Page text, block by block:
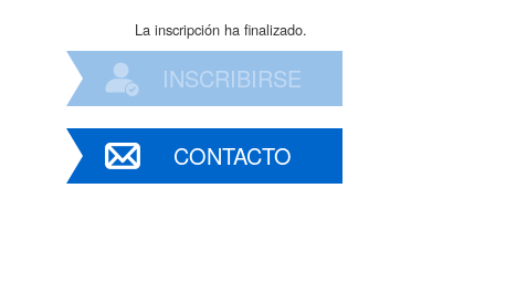
La inscripción ha finalizado.
INSCRIBIRSE
CONTACTO